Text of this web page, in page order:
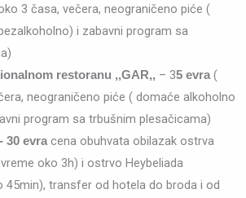
3 časa, večera, neograničeno piće (
i zabavni program sa
restoranu ,,GAR,, – 35 evra(
neograničeno piće ( domaće alkoholno
program sa trbušnim plesačicama)
30 evracena obuhvata obilazak ostrva
oko 3h) i ostrvo Heybeliada
45min), transfer od hotela do broda i od